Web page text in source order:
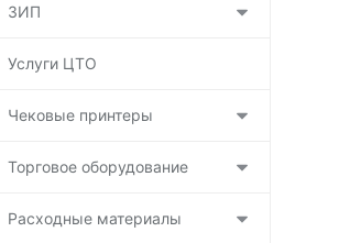
ЗИП
Услуги ЦТО
Чековые принтеры
Торговое оборудование
Расходные материалы